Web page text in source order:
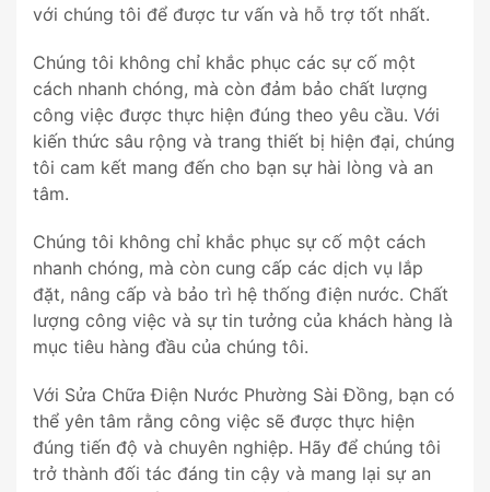
với chúng tôi để được tư vấn và hỗ trợ tốt nhất.
Chúng tôi không chỉ khắc phục các sự cố một
cách nhanh chóng, mà còn đảm bảo chất lượng
công việc được thực hiện đúng theo yêu cầu. Với
kiến thức sâu rộng và trang thiết bị hiện đại, chúng
tôi cam kết mang đến cho bạn sự hài lòng và an
tâm.
Chúng tôi không chỉ khắc phục sự cố một cách
nhanh chóng, mà còn cung cấp các dịch vụ lắp
đặt, nâng cấp và bảo trì hệ thống điện nước. Chất
lượng công việc và sự tin tưởng của khách hàng là
mục tiêu hàng đầu của chúng tôi.
Với Sửa Chữa Điện Nước Phường Sài Đồng, bạn có
thể yên tâm rằng công việc sẽ được thực hiện
đúng tiến độ và chuyên nghiệp. Hãy để chúng tôi
trở thành đối tác đáng tin cậy và mang lại sự an